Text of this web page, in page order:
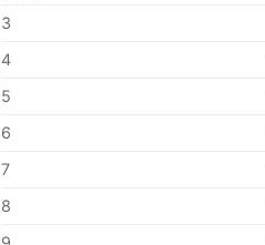
3
4
5
6
7
8